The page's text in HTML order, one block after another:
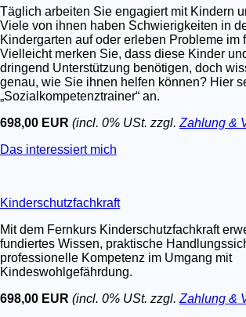
Täglich arbeiten Sie engagiert mit Kindern
Viele von ihnen haben Schwierigkeiten in
Kindergarten auf oder erleben Probleme im
Vielleicht merken Sie, dass diese Kinder
dringend Unterstützung benötigen, doch
genau, wie Sie ihnen helfen können? Hier
„Sozialkompetenztrainer“ an.
698,00 EUR (incl. 0% USt. zzgl. Zahlung &
Das interessiert mich
Kinderschutzfachkraft
Mit dem Fernkurs Kinderschutzfachkraft
fundiertes Wissen, praktische
professionelle Kompetenz im Umgang mit
Kindeswohlgefährdung.
698,00 EUR (incl. 0% USt. zzgl. Zahlung &